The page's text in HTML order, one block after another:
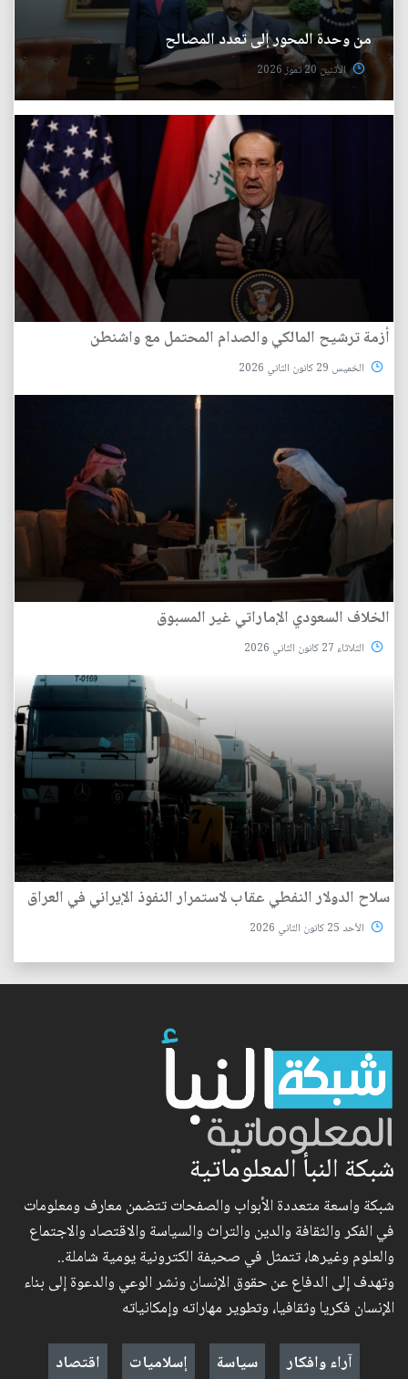
من وحدة المحور إلى تعدد المصالح
الأثنين 20 تموز 2026
أزمة ترشيح المالكي والصدام المحتمل مع واشنطن
الخميس 29 كانون الثاني 2026
الخلاف السعودي الإماراتي غير المسبوق
الثلاثاء 27 كانون الثاني 2026
سلاح الدولار النفطي عقاب لاستمرار النفوذ الإيراني في العراق
الأحد 25 كانون الثاني 2026
شبكة النبأ المعلوماتية
شبكة واسعة متعددة الأبواب والصفحات تتضمن معارف ومعلومات
في الفكر والثقافة والدين والتراث والسياسة والاقتصاد والاجتماع
والعلوم وغيرها، تتمثل في صحيفة الكترونية يومية شاملة..
وتهدف إلى الدفاع عن حقوق الإنسان ونشر الوعي والدعوة إلى بناء
الإنسان فكريا وثقافيا، وتطوير مهاراته وإمكانياته
آراء وافكار
سياسة إسلاميات اقتصاد